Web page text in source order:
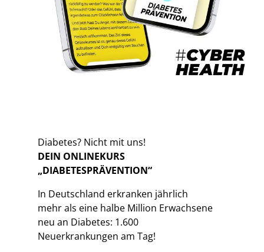
Diabetes? Nicht mit uns!
DEIN ONLINEKURS
„DIABETESPRÄVENTION“
In Deutschland erkranken jährlich
mehr als eine halbe Million Erwachsene
neu an Diabetes: 1.600
Neuerkrankungen am Tag!